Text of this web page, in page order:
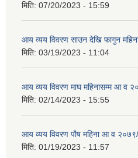
मिति: 07/20/2023 - 15:59
आय व्यय विवरण साउन देखि फागुन
मिति: 03/19/2023 - 11:04
आय व्यय विवरण माघ महिनासम्म आ व
मिति: 02/14/2023 - 15:55
आय व्यय विवरण पौष महिना आ व
मिति: 01/19/2023 - 11:57